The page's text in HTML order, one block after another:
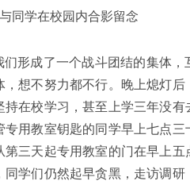
同学在校园内合影留念
形成了一个战斗团结的集体
想不努力都不行。晚上熄灯
在校学习，甚至上学三年没
用教室钥匙的同学早上七点
三天起专用教室的门在早上
学们仍然起早贪黑，走访调研